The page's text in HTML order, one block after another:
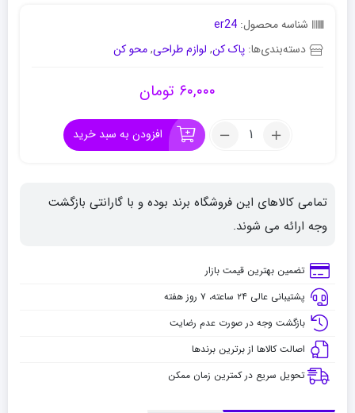
شناسه محصول: er24
دسته‌بندی‌ها: پاک کن, لوازم طراحی,محو کن
۶۰,۰۰۰ تومان
تعداد:
اتودی
تومبو
افزودن به سبد خرید
تمامی کالاهای این فروشگاه برند بوده و با گارانتی بازگشت
وجه ارائه می شوند.
تضمین بهترین قیمت بازار
پشتیبانی عالی ۲۴ ساعته، ۷ روز هفته
بازگشت وجه در صورت عدم رضایت
اصالت کالاها از برترین برندها
تحویل سریع در کمترین زمان ممکن